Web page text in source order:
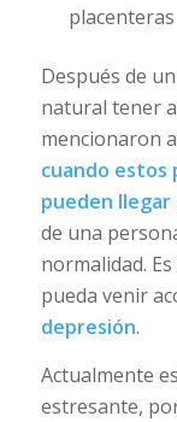
placenteras
Después de
natural tener
mencionaron
cuando estos
pueden
de una
normalidad.
pueda venir
depresión.
Actualmente
estresante,